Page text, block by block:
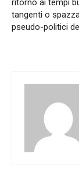
tangenti o
pseudo-politici